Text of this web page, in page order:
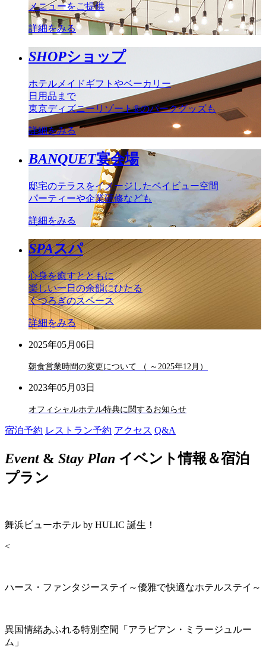
メニューをご提供
詳細をみる
SHOPショップ
ホテルメイドギフトやベーカリー
日用品まで
東京ディズニーリゾート®のパークグッズも
詳細をみる
BANQUET宴会場
邸宅のテラスをイメージしたベイビュー空間
パーティーや企業研修なども
詳細をみる
SPAスパ
心身を癒すとともに
楽しい一日の余韻にひたる
くつろぎのスペース
詳細をみる
2025年05月06日
朝食営業時間の変更について （ ～2025年12月）
2023年05月03日
オフィシャルホテル特典に関するお知らせ
宿泊予約 レストラン予約 アクセス Q&A
Event& Stay Plan イベント情報＆宿泊
プラン
舞浜ビューホテル by HULIC 誕生！
<
ハース・ファンタジーステイ～優雅で快適なホテルステイ～
異国情緒あふれる特別空間「アラビアン・ミラージュルー
ム」